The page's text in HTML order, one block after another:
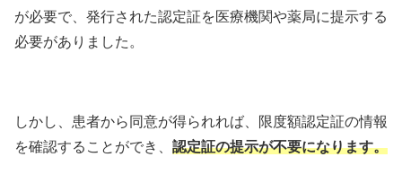
が必要で、発行された認定証を医療機関や薬局に提示する
必要がありました。
しかし、患者から同意が得られれば、限度額認定証の情報
を確認することができ、 認定証の提示が不要になります。